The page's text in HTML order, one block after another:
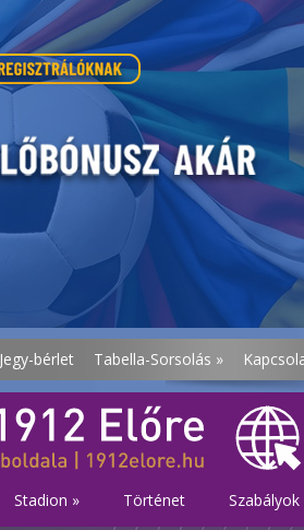
Jegy-bérlet Tabella-Sorsolás »
Stadion » Történet Szabályok